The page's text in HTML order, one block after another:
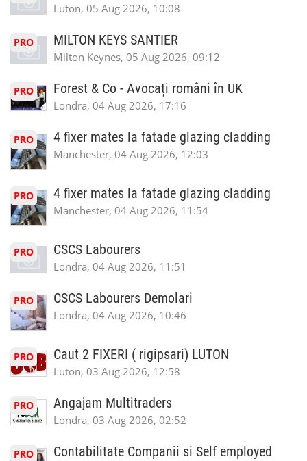
Luton, 05 Aug 2026, 10:08
PRO MILTON KEYS SANTIER
Milton Keynes, 05 Aug 2026, 09:12
PRO Forest & Co - Avocați români în UK
Londra, 04 Aug 2026, 17:16
PRO 4 fixer mates la fatade glazing cladding
Manchester, 04 Aug 2026, 12:03
PRO 4 fixer mates la fatade glazing cladding
Manchester, 04 Aug 2026, 11:54
PRO CSCS Labourers
Londra, 04 Aug 2026, 11:51
PRO CSCS Labourers Demolari
Londra, 04 Aug 2026, 10:46
PRO Caut 2 FIXERI ( rigipsari) LUTON
Luton, 03 Aug 2026, 12:58
PRO Angajam Multitraders
Londra, 03 Aug 2026, 02:52
PRO Contabilitate Companii si Self employed